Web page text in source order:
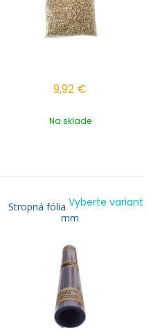
9,92 €
Na sklade
Stropná fólia DUROFOL 0,4
mm
Vyberte variant